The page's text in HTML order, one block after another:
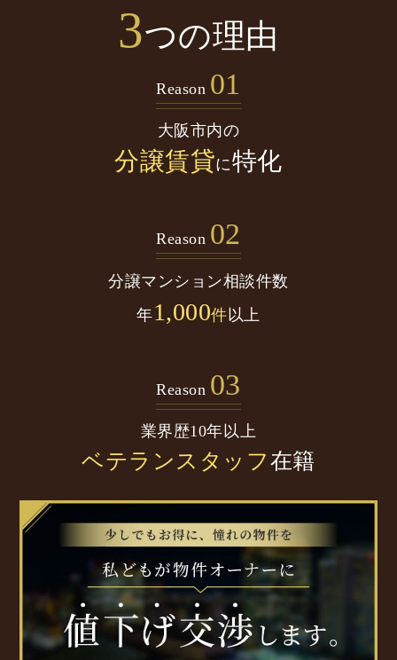
3つの理由
Reason 01
大阪市内の
分譲賃貸に特化
Reason 02
分譲マンション相談件数
年1,000件 以上
Reason 03
業界歴10年以上
ベテランスタッフ在籍